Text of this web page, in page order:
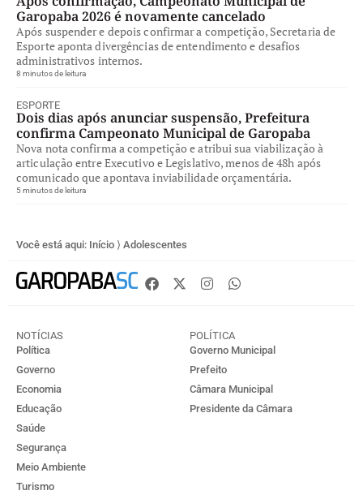
Garopaba 2026 é novamente cancelado
Após suspender e depois confirmar a competição, Secretaria de
Esporte aponta divergências de entendimento e desafios
administrativos internos.
8 minutos de leitura
ESPORTE
Dois dias após anunciar suspensão, Prefeitura
confirma Campeonato Municipal de Garopaba
Nova nota confirma a competição e atribui sua viabilização à
articulação entre Executivo e Legislativo, menos de 48h após
comunicado que apontava inviabilidade orçamentária.
5 minutos de leitura
Você está aqui: Início ⟩ Adolescentes
NOTÍCIAS
Política
Governo
Economia
Educação
Saúde
Segurança
Meio Ambiente
Turismo
POLÍTICA
Governo Municipal
Prefeito
Câmara Municipal
Presidente da Câmara